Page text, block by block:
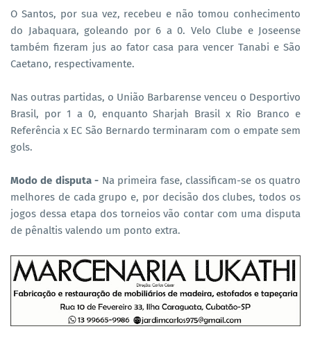
O Santos, por sua vez, recebeu e não tomou conhecimento
do Jabaquara, goleando por 6 a 0. Velo Clube e Joseense
também fizeram jus ao fator casa para vencer Tanabi e São
Caetano, respectivamente.
Nas outras partidas, o União Barbarense venceu o Desportivo
Brasil, por 1 a 0, enquanto Sharjah Brasil x Rio Branco e
Referência x EC São Bernardo terminaram com o empate sem
gols.
Modo de disputa - Na primeira fase, classificam-se os quatro
melhores de cada grupo e, por decisão dos clubes, todos os
jogos dessa etapa dos torneios vão contar com uma disputa
de pênaltis valendo um ponto extra.